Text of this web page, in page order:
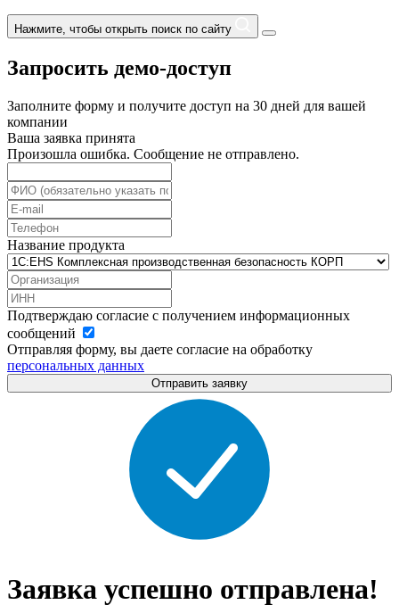
Нажмите, чтобы открыть поиск по сайту
Запросить демо-доступ
Заполните форму и получите доступ на 30 дней для вашей
компании
Ваша заявка принята
Произошла ошибка. Сообщение не отправлено.
Название продукта
Подтверждаю согласие с получением информационных
сообщений
Отправляя форму, вы даете согласие на обработку
персональных данных
Отправить заявку
Заявка успешно отправлена!